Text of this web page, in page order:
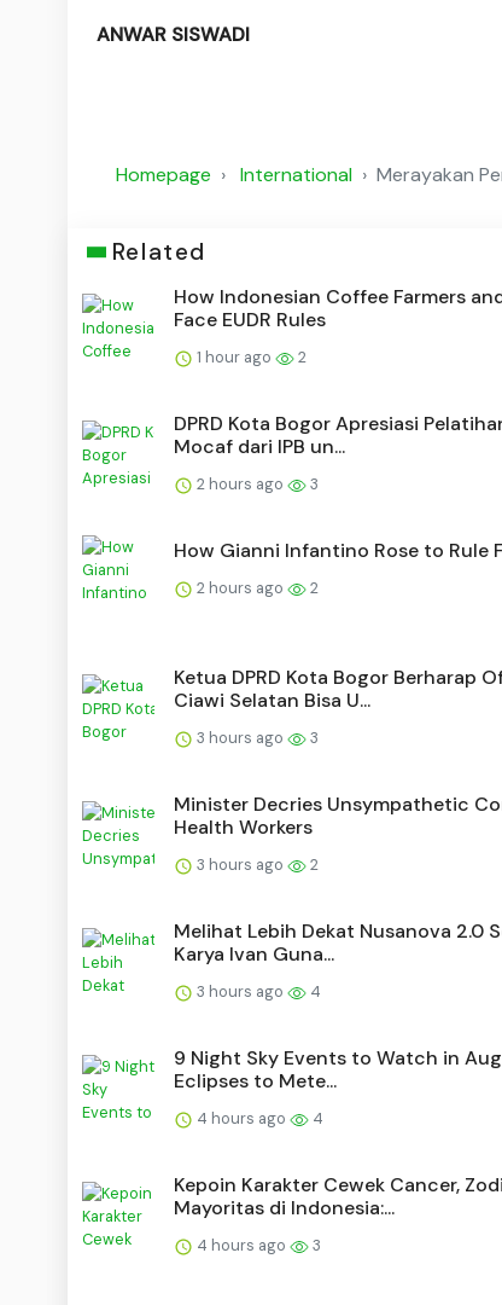
ANWAR SISWADI
Homepage International Merayakan
Related
How Indonesian Coffee Farmers
Face EUDR Rules
1 hour ago 2
DPRD Kota Bogor Apresiasi
Mocaf dari IPB un...
2 hours ago 3
How Gianni Infantino Rose to Rule
2 hours ago 2
Ketua DPRD Kota Bogor Berharap
Ciawi Selatan Bisa U...
3 hours ago 3
Minister Decries Unsympathetic
Health Workers
3 hours ago 2
Melihat Lebih Dekat Nusanova 2.0
Karya Ivan Guna...
3 hours ago 4
9 Night Sky Events to Watch in
Eclipses to Mete...
4 hours ago 4
Kepoin Karakter Cewek Cancer,
Mayoritas di Indonesia:...
4 hours ago 3